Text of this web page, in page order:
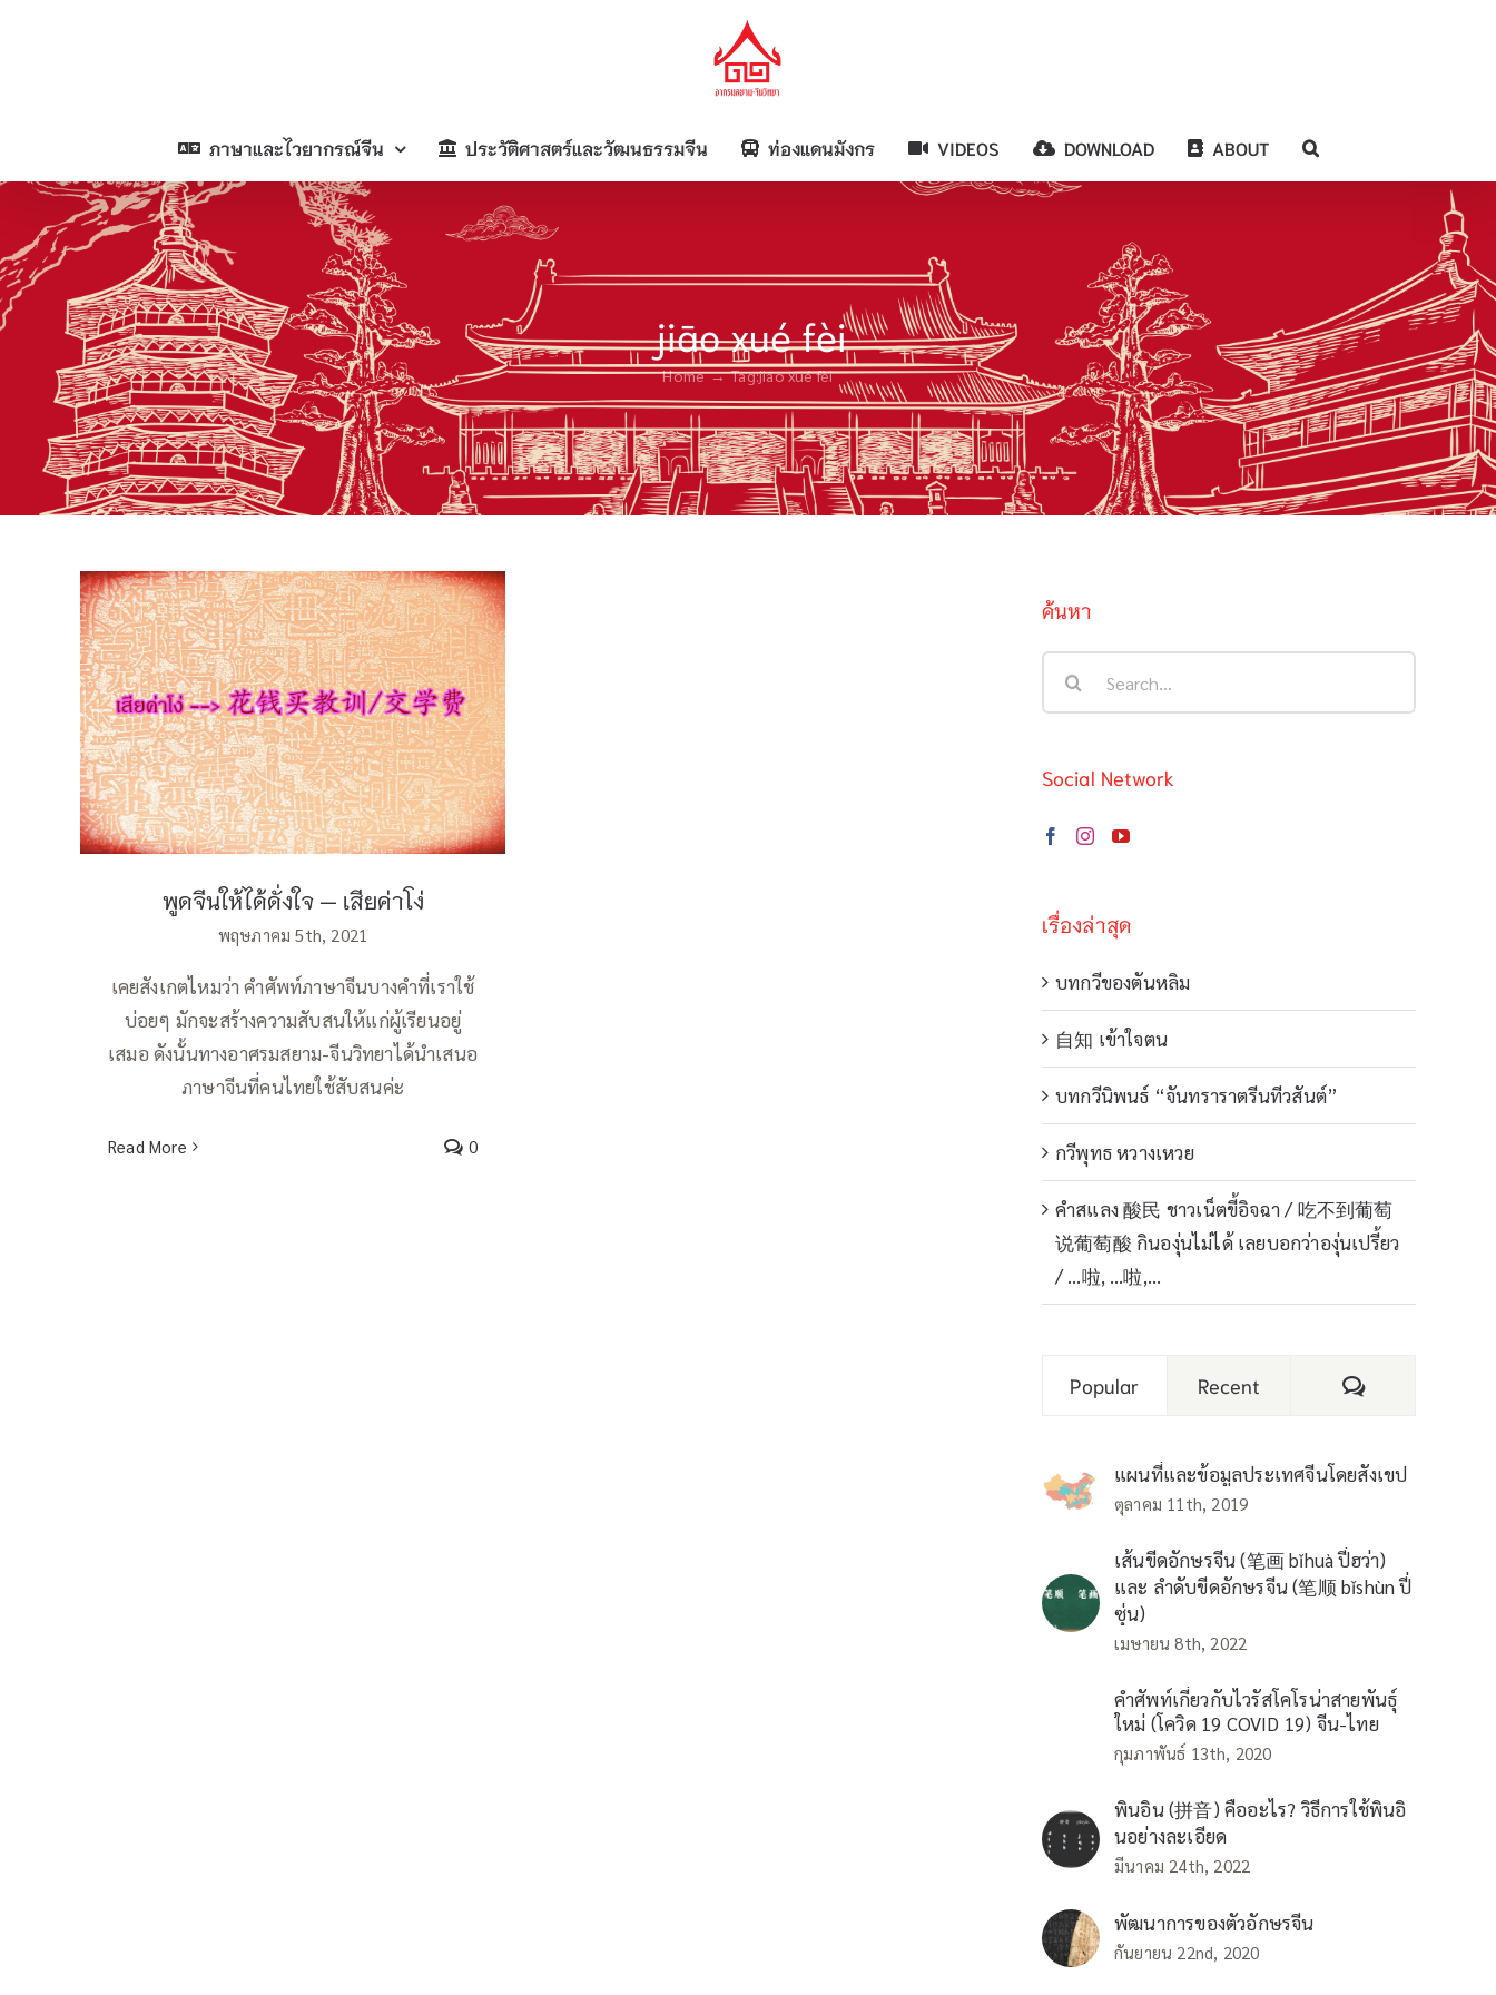
ภาษาและไวยากรณ์จีน ประวัติศาสตร์และวัฒนธรรมจีน ท่องแดนมังกร VIDEOS DOWNLOAD ABOUT
jiāo xué fèi
Home Tag:jiāo xué fèi
พูดจีนให้ได้ดั่งใจ — เสียค่าโง่
พูดจีนให้ได้ดั่งใจ — เสียค่าโง่
พฤษภาคม 5th, 2021
เคยสังเกตไหมว่า คำศัพท์ภาษาจีนบางคำที่เราใช้
บ่อยๆ มักจะสร้างความสับสนให้แก่ผู้เรียนอยู่
เสมอ ดังนั้นทางอาศรมสยาม-จีนวิทยาได้นำเสนอ
ภาษาจีนที่คนไทยใช้สับสนค่ะ
Read More 0
ค้นหา
Social Network
เรื่องล่าสุด
บทกวีของตันหลิม
自知 เข้าใจตน
บทกวีนิพนธ์ “จันทราราตรีนทีวสันต์”
กวีพุทธ หวางเหวย
คำสแลง 酸民 ชาวเน็ตขี้อิจฉา / 吃不到葡萄
说葡萄酸 กินองุ่นไม่ได้ เลยบอกว่าองุ่นเปรี้ยว
/ …啦, …啦,…
Popular Recent Comments
แผนที่และข้อมูลประเทศจีนโดยสังเขป
ตุลาคม 11th, 2019
เส้นขีดอักษรจีน (笔画 bǐhuà ปี่ฮว่า)
และ ลำดับขีดอักษรจีน (笔顺 bǐshùn ปี่
ซุ่น)
เมษายน 8th, 2022
คำศัพท์เกี่ยวกับไวรัสโคโรน่าสายพันธุ์
ใหม่ (โควิด 19 COVID 19) จีน-ไทย
กุมภาพันธ์ 13th, 2020
พินอิน (拼音) คืออะไร? วิธีการใช้พินอิ
นอย่างละเอียด
มีนาคม 24th, 2022
พัฒนาการของตัวอักษรจีน
กันยายน 22nd, 2020